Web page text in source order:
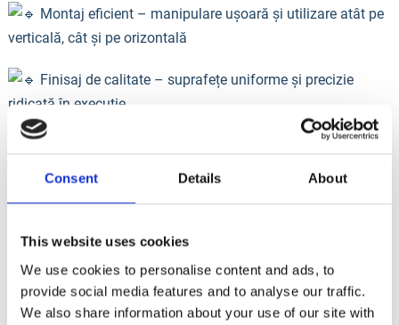
Consent Details About
This website uses cookies
We use cookies to personalise content and ads, to
provide social media features and to analyse our traffic.
We also share information about your use of our site with
Montaj eficient – manipulare ușoară și utilizare atât pe
verticală, cât și pe orizontală
Finisaj de calitate – suprafețe uniforme și precizie
ridicată în execuție
Optimo reprezintă o soluție fiabilă pentru construcții
rezidențiale, comerciale și proiecte de infrastructură, unde
Vezi tehnice:https://italiastar.ro/product/sistem-cofraj-
Consultanță tehnică și ofertă personalizată: